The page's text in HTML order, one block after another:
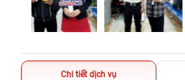
Chi tiết dịch vụ